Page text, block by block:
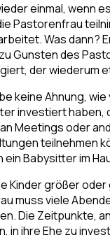
einmal, wenn
Pastorenfrau
Was dann?
Gunsten des
der wiederum
keine Ahnung,
investiert haben,
Meetings oder
teilnehmen
Babysitter im
Kinder größer oder
muss viele
Die Zeitpunkte,
in ihre Ehe zu